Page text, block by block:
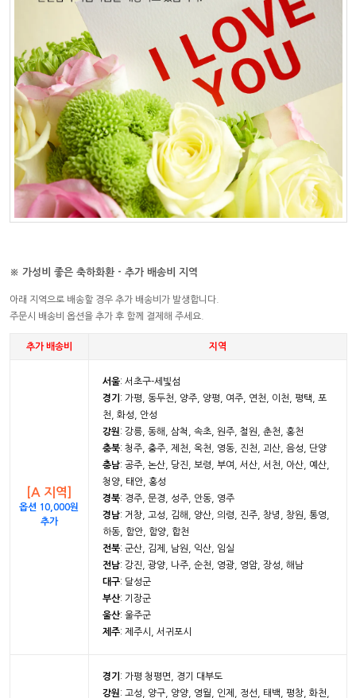
※ 가성비 좋은 축하화환 - 추가 배송비 지역
아래 지역으로 배송할 경우 추가 배송비가 발생합니다.
주문시 배송비 옵션을 추가 후 함께 결제해 주세요.
추가 배송비 지역
[A 지역]
옵션 10,000원
추가
서울: 서초구-세빛섬
경기 : 가평, 동두천, 양주, 양평, 여주, 연천, 이천, 평택, 포
천, 화성, 안성
강원 : 강릉, 동해, 삼척, 속초, 원주, 철원, 춘천, 홍천
충북: 청주, 충주, 제천, 옥천, 영동, 진천, 괴산, 음성, 단양
충남: 공주, 논산, 당진, 보령, 부여, 서산, 서천, 아산, 예산,
청양, 태안, 홍성
경북: 경주, 문경, 성주, 안동, 영주
경남: 거창, 고성, 김해, 양산, 의령, 진주, 창녕, 창원, 통영,
하동, 함안, 함양, 합천
전북: 군산, 김제, 남원, 익산, 임실
전남: 강진, 광양, 나주, 순천, 영광, 영암, 장성, 해남
대구: 달성군
부산: 기장군
울산: 울주군
제주: 제주시, 서귀포시
경기 : 가평 청평면, 경기 대부도
강원 : 고성, 양구, 양양, 영월, 인제, 정선, 태백, 평창, 화천,